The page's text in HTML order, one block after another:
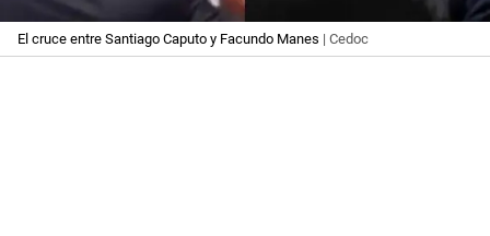
El cruce entre Santiago Caputo y Facundo Manes | Cedoc